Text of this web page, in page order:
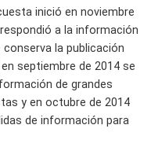
inició en noviembre
a la información
la publicación
septiembre de 2014 se
de grandes
y en octubre de 2014
de información para